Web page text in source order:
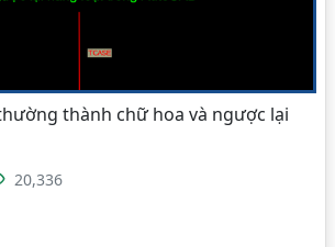
thành chữ hoa và ngược lại
20,336